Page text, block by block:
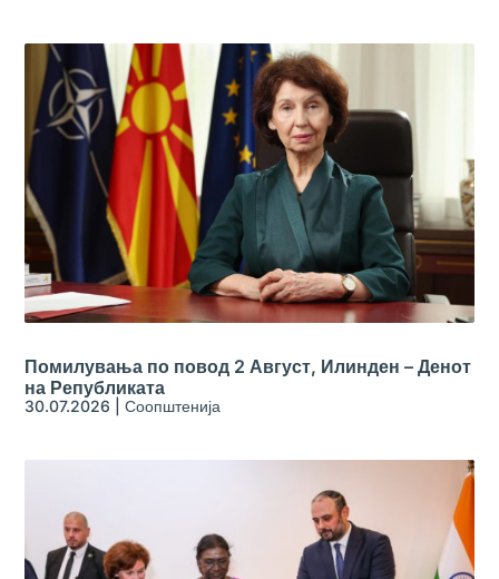
Помилувања по повод 2 Август, Илинден – Денот
на Републиката
30.07.2026 |Соопштенија